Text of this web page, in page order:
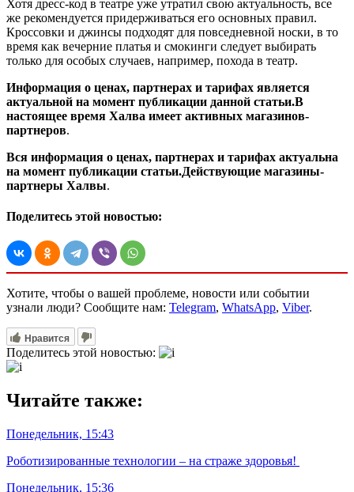
Хотя дресс-код в театре уже утратил свою актуальность, все
же рекомендуется придерживаться его основных правил.
Кроссовки и джинсы подходят для повседневной носки, в то
время как вечерние платья и смокинги следует выбирать
только для особых случаев, например, похода в театр.
Информация о ценах, партнерах и тарифах является
актуальной на момент публикации данной статьи.В
настоящее время Халва имеет активных магазинов-
партнеров.
Вся информация о ценах, партнерах и тарифах актуальна
на момент публикации статьи.Действующие магазины-
партнеры Халвы.
Поделитесь этой новостью:
Хотите, чтобы о вашей проблеме, новости или событии
узнали люди? Сообщите нам: Telegram, WhatsApp, Viber.
Нравится
Поделитесь этой новостью:
Читайте также:
Понедельник, 15:43
Роботизированные технологии – на страже здоровья!
Понедельник, 15:36